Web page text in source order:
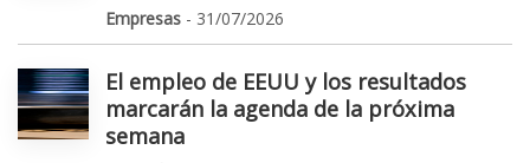
Empresas - 31/07/2026
El empleo de EEUU y los resultados
marcarán la agenda de la próxima
semana